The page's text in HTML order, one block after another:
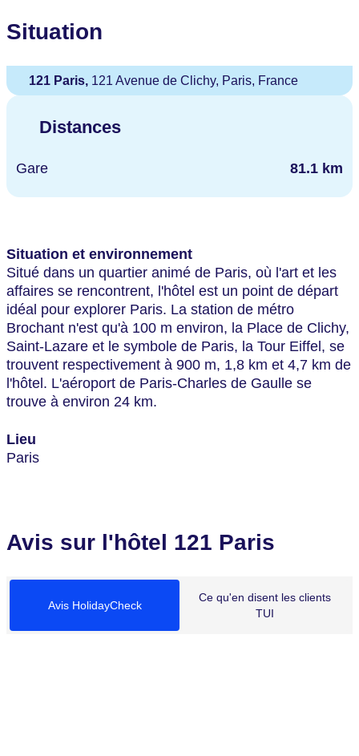
Situation
121 Paris, 121 Avenue de Clichy, Paris, France
Distances
Gare 81.1 km
Situation et environnement
Situé dans un quartier animé de Paris, où l'art et les
affaires se rencontrent, l'hôtel est un point de départ
idéal pour explorer Paris. La station de métro
Brochant n'est qu'à 100 m environ, la Place de Clichy,
Saint-Lazare et le symbole de Paris, la Tour Eiffel, se
trouvent respectivement à 900 m, 1,8 km et 4,7 km de
l'hôtel. L'aéroport de Paris-Charles de Gaulle se
trouve à environ 24 km.
Lieu
Paris
Avis sur l'hôtel 121 Paris
Avis HolidayCheck
Ce qu'en disent les clients
TUI